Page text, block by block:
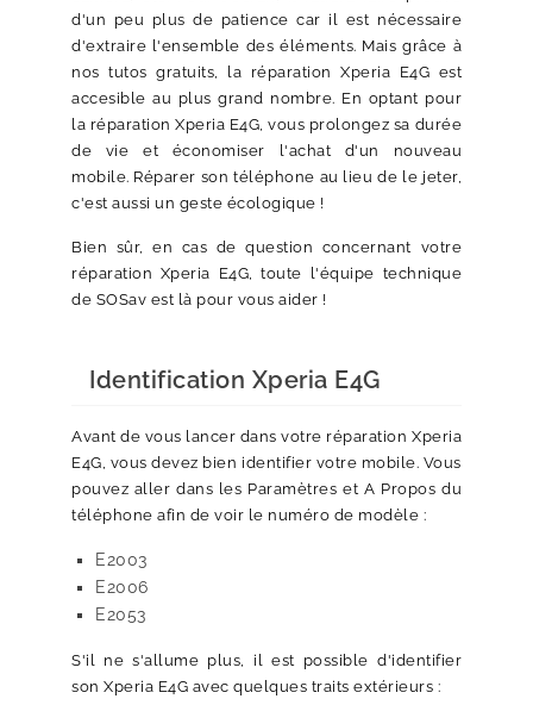
d'un peu plus de patience car il est nécessaire
d'extraire l'ensemble des éléments. Mais grâce à
nos tutos gratuits, la réparation Xperia E4G est
accesible au plus grand nombre. En optant pour
la réparation Xperia E4G, vous prolongez sa durée
de vie et économiser l'achat d'un nouveau
mobile. Réparer son téléphone au lieu de le jeter,
c'est aussi un geste écologique !
Bien sûr, en cas de question concernant votre
réparation Xperia E4G, toute l'équipe technique
de SOSav est là pour vous aider !
Identification Xperia E4G
Avant de vous lancer dans votre réparation Xperia
E4G, vous devez bien identifier votre mobile. Vous
pouvez aller dans les Paramètres et A Propos du
téléphone afin de voir le numéro de modèle :
E2003
E2006
E2053
S'il ne s'allume plus, il est possible d'identifier
son Xperia E4G avec quelques traits extérieurs :